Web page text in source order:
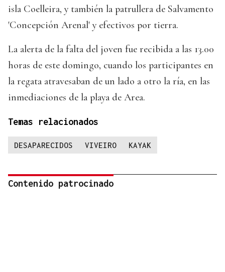
isla Coelleira, y también la patrullera de Salvamento
'Concepción Arenal' y efectivos por tierra.
La alerta de la falta del joven fue recibida a las 13.00
horas de este domingo, cuando los participantes en
la regata atravesaban de un lado a otro la ría, en las
inmediaciones de la playa de Area.
Temas relacionados
DESAPARECIDOS VIVEIRO KAYAK
Contenido patrocinado